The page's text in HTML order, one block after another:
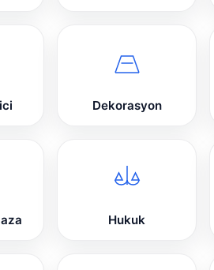
Dekorasyon
Hukuk